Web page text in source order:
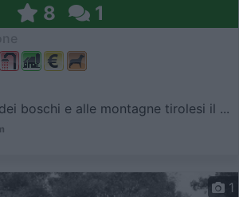
8 1
boschi e alle montagne tirolesi il ...
1